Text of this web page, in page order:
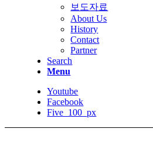
보도자료
About Us
History
Contact
Partner
Search
Menu
Youtube
Facebook
Five_100_px